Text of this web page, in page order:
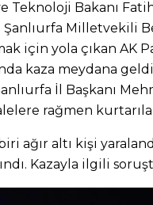
Teknoloji Bakanı
Milletvekili
için yola çıkan AK
kaza meydana
İl Başkanı
rağmen
ağır altı kişi
Kazayla ilgili